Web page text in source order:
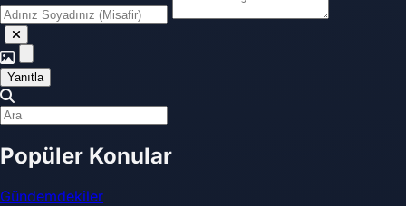
Yanıtla
Popüler Konular
Gündemdekiler